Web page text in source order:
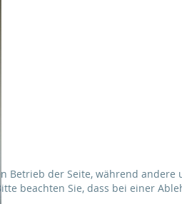
der Seite, während
beachten Sie, dass bei einer